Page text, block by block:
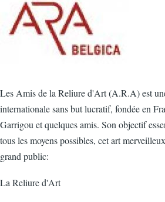
Les Amis de la Reliure d'Art (A.R.A) est
internationale sans but lucratif, fondée en
Garrigou et quelques amis. Son objectif
tous les moyens possibles, cet art
grand public:
La Reliure d'Art